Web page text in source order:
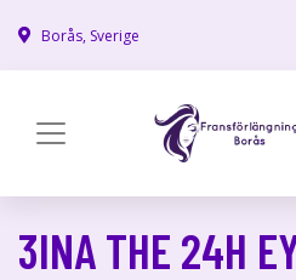
Borås, Sverige
3INA THE 24H